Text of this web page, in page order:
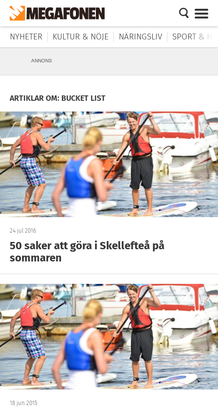
NYHETER KULTUR & NÖJE NÄRINGSLIV SPORT &
ANNONS
ARTIKLAR OM: BUCKET LIST
24 jul 2016
50 saker att göra i Skellefteå på
sommaren
18 jun 2015